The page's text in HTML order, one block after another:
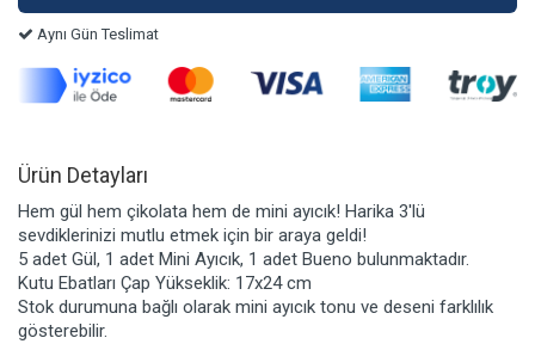
Aynı Gün Teslimat
Ürün Detayları
Hem gül hem çikolata hem de mini ayıcık! Harika 3'lü
sevdiklerinizi mutlu etmek için bir araya geldi!
5 adet Gül, 1 adet Mini Ayıcık, 1 adet Bueno bulunmaktadır.
Kutu Ebatları Çap Yükseklik: 17x24 cm
Stok durumuna bağlı olarak mini ayıcık tonu ve deseni farklılık
gösterebilir.